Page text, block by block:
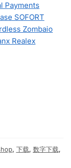
Payments
SOFORT
Zombaio
Realex
, 下载, 数字下载,